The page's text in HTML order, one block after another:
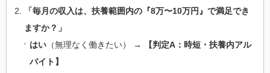
「毎月の収入は、扶養範囲内の『8万〜10万円』で満足でき
ますか？」
はい （無理なく働きたい） →
【判定A：時短・扶養内アル
バイト】